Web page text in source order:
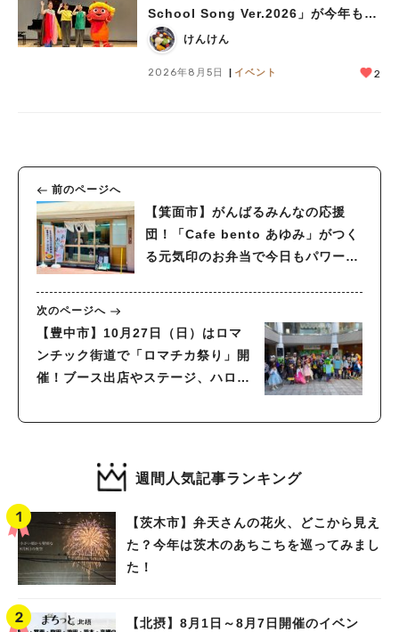
School Song Ver.2026」が今年も開
催！テーマは「学校」♪
けんけん
2026年8月5日 イベント 2
前のページへ
【箕面市】がんばるみんなの応援
団！「Cafe bento あゆみ」がつく
る元気印のお弁当で今日もパワーチ
次のページへ
【豊中市】10月27日（日）はロマ
ンチック街道で「ロマチカ祭り」開
催！ブース出店やステージ、ハロウ
教えて）
週間人気記事ランキング
【茨木市】弁天さんの花火、どこから見え
た？今年は茨木のあちこちを巡ってみまし
た！
【北摂】8月1日～8月7日開催のイベン